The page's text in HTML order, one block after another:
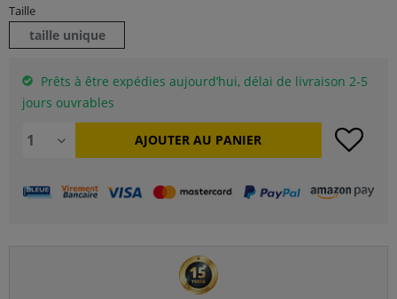
Taille
taille unique
Prêts à être expédies aujourd’hui, délai de livraison 2-5
jours ouvrables
AJOUTER AU PANIER